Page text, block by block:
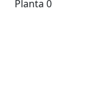
Planta 0